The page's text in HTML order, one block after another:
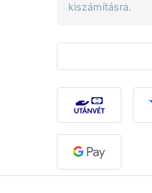
kiszámításra.